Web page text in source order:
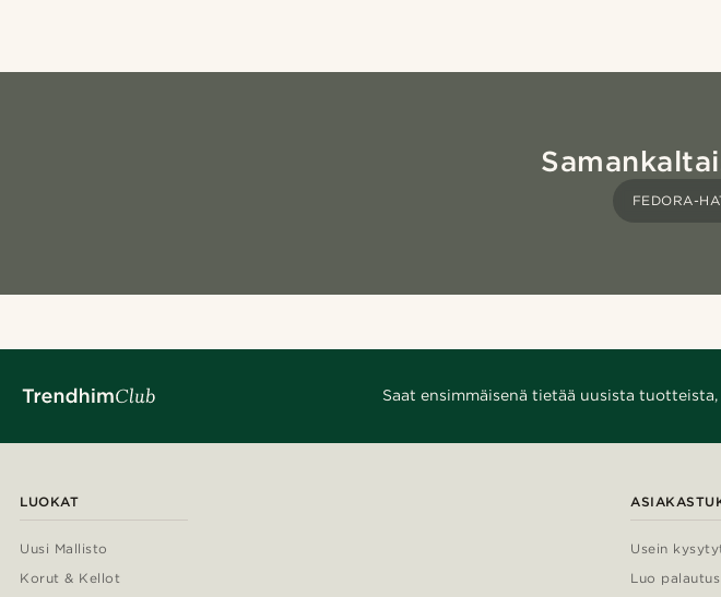
FEDORA-
Saat ensimmäisenä tietää uusista
LUOKAT
Uusi Mallisto
Korut & Kellot
Usein
Luo palautus